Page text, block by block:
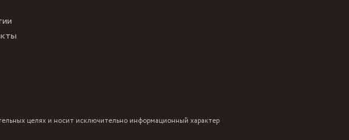
целях и носит исключительно информационный характер